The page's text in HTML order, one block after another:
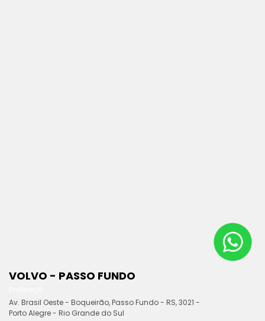
VOLVO - PASSO FUNDO
Av. Brasil Oeste - Boqueirão, Passo Fundo - RS, 3021 -
Porto Alegre - Rio Grande do Sul